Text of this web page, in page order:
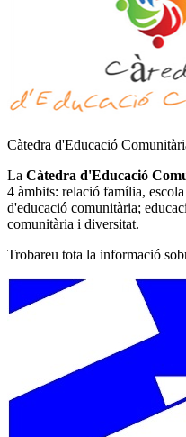
Càtedra d'Educació
La Càtedra d'Educació
4 àmbits: relació família,
d'educació comunitària;
comunitària i diversitat.
Trobareu tota la informació